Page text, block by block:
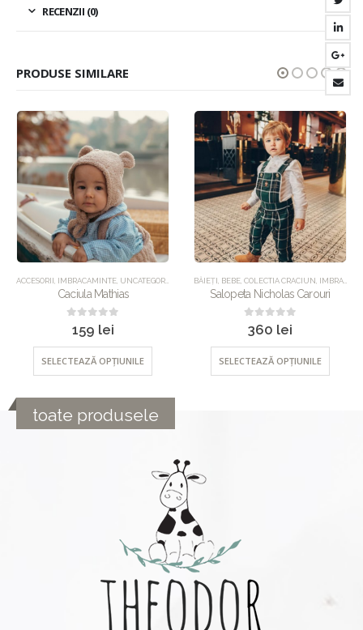
RECENZII (0)
PRODUSE SIMILARE
ACCESORII , IMBRACAMINTE, UNCATEGORIZED
Caciula Mathias
out of 5
159 lei
SELECTEAZĂ OPȚIUNILE
BĂIEȚI , BEBE, COLECTIA CRACIUN, IMBRACAMINTE
Salopeta Nicholas Carouri
0out of 5
360 lei
SELECTEAZĂ OPȚIUNILE
toate produsele